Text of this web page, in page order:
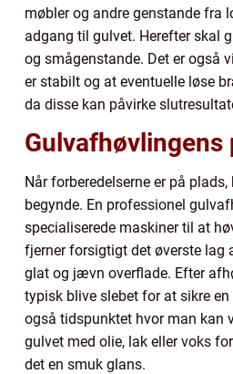
møbler og andre genstande fra
adgang til gulvet. Herefter skal
og smågenstande. Det er også
er stabilt og at eventuelle løse
da disse kan påvirke
Gulvafhøvlingens
Når forberedelserne er på
begynde. En professionel
specialiserede maskiner til at
fjerner forsigtigt det øverste lag
glat og jævn overflade. Efter
typisk blive slebet for at sikre
også tidspunktet hvor man kan
gulvet med olie, lak eller voks
det en smuk glans.